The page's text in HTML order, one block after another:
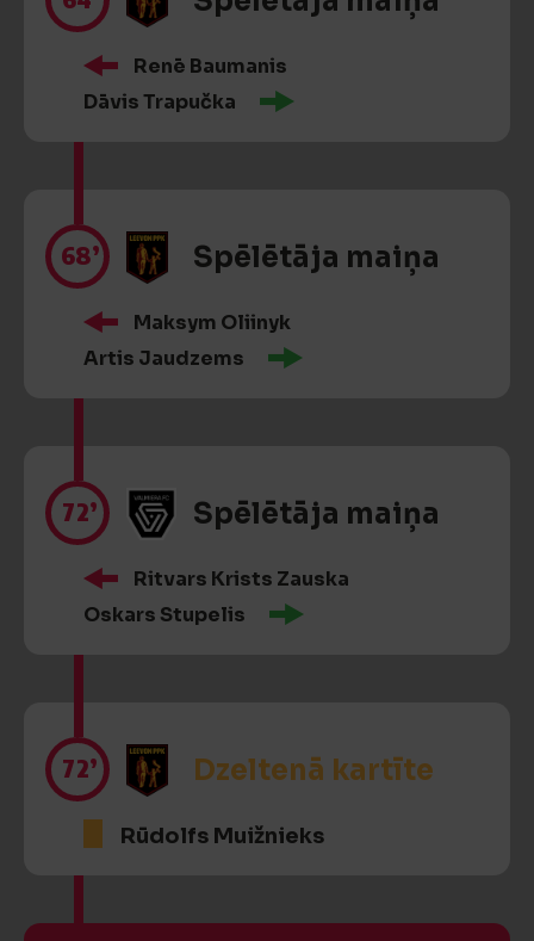
Renē Baumanis
Dāvis Trapučka
68’ Spēlētāja maiņa
Maksym Oliinyk
Artis Jaudzems
72’ Spēlētāja maiņa
Ritvars Krists Zauska
Oskars Stupelis
72’ Dzeltenā kartīte
Rūdolfs Muižnieks